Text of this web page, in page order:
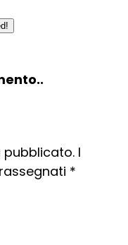
pubblicato. I
*